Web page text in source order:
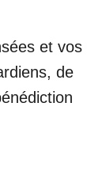
et vos
de